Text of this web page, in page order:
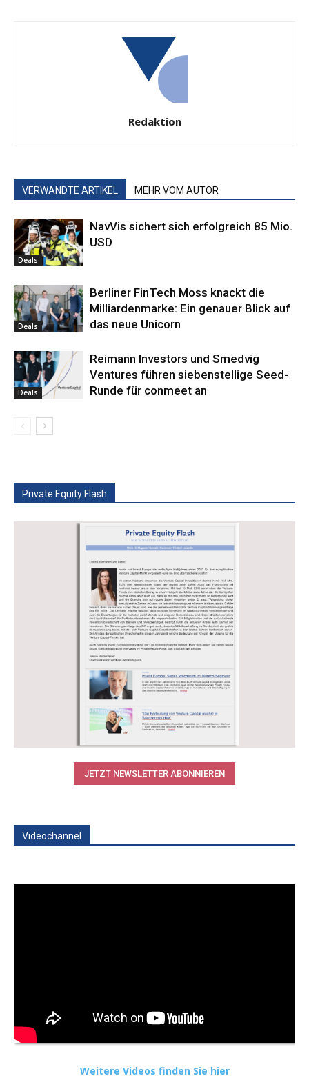
Redaktion
VERWANDTE ARTIKEL MEHR VOM AUTOR
Deals
NavVis sichert sich erfolgreich 85 Mio.
USD
Deals
Berliner FinTech Moss knackt die
Milliardenmarke: Ein genauer Blick auf
das neue Unicorn
Deals
Reimann Investors und Smedvig
Ventures führen siebenstellige Seed-
Runde für conmeet an
Private Equity Flash
JETZT NEWSLETTER ABONNIEREN
Videochannel
Weitere Videos finden Sie hier